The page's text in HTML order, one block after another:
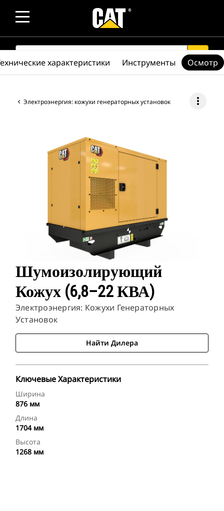
SEARCH search
Электроэнергия: кожухи генераторных установок more_vert
Шумоизолирующий
Кожух (6,8–22 КВА)
Электроэнергия: Кожухи Генераторных
Установок
Найти Дилера
Ключевые Характеристики
Ширина
876 мм
Длина
1704 мм
Высота
1268 мм
характеристики Инструменты Осмотр